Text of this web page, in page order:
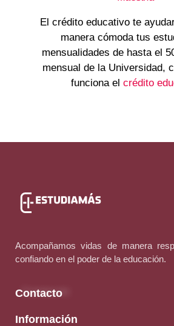
El crédito educativo te
manera cómoda tus
mensualidades de hasta el
mensual de la Universidad,
funciona el crédito
Acompañamos vidas de manera
confiando en el poder de la educación.
Contacto
Información